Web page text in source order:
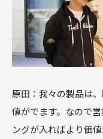
原田：我々の製品は
値がでます。なので
ングが入ればより価